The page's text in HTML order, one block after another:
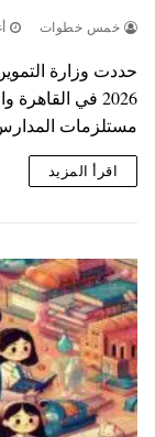
خمس خطوات
2026 في
مستلزمات المدارس
اقرأ المزيد